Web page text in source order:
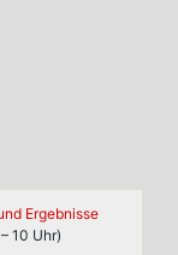
Ergebnisse
10 Uhr)